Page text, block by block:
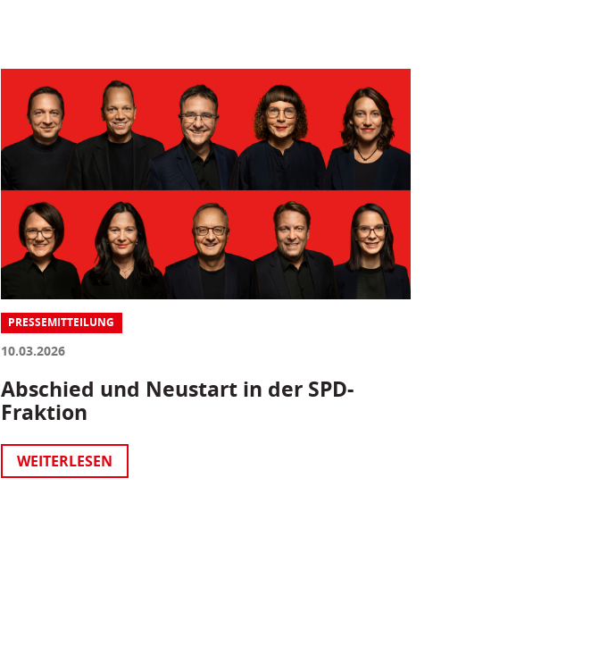
PRESSEMITTEILUNG
10.03.2026
Abschied und Neustart in der SPD-
Fraktion
WEITERLESEN